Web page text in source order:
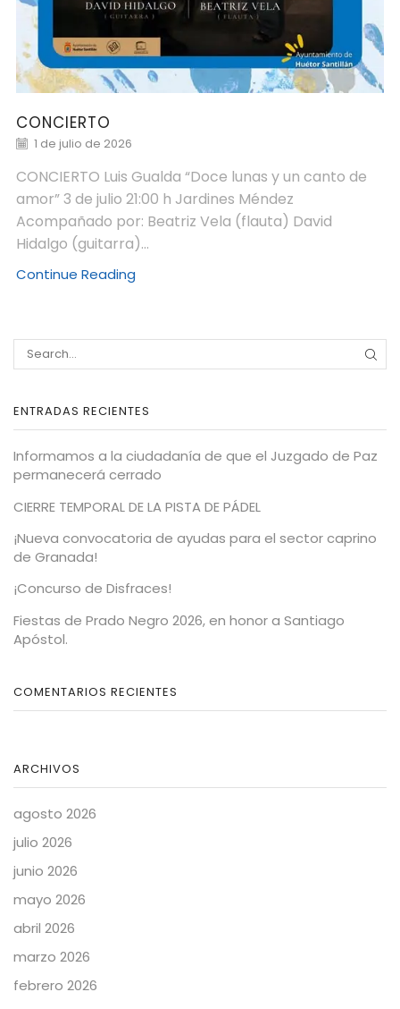
CONCIERTO
1 de julio de 2026
CONCIERTO Luis Gualda “Doce lunas y un canto de
amor” 3 de julio 21:00 h Jardines Méndez
Acompañado por: Beatriz Vela (flauta) David
Hidalgo (guitarra)...
Continue Reading
ENTRADAS RECIENTES
Informamos a la ciudadanía de que el Juzgado de Paz
permanecerá cerrado
CIERRE TEMPORAL DE LA PISTA DE PÁDEL
¡Nueva convocatoria de ayudas para el sector caprino
de Granada!
¡Concurso de Disfraces!
Fiestas de Prado Negro 2026, en honor a Santiago
Apóstol.
COMENTARIOS RECIENTES
ARCHIVOS
agosto 2026
julio 2026
junio 2026
mayo 2026
abril 2026
marzo 2026
febrero 2026